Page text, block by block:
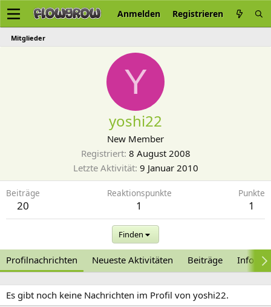
Anmelden Registrieren
Mitglieder
Y
yoshi22
New Member
Registriert 8 August 2008
Letzte Aktivität 9 Januar 2010
Beiträge
20
Reaktionspunkte
1
Punkte
1
Finden
Profilnachrichten Neueste Aktivitäten Beiträge
Es gibt noch keine Nachrichten im Profil von yoshi22.